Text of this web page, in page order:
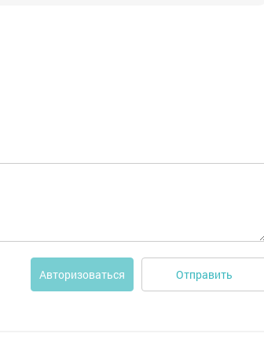
Авторизоваться Отправить